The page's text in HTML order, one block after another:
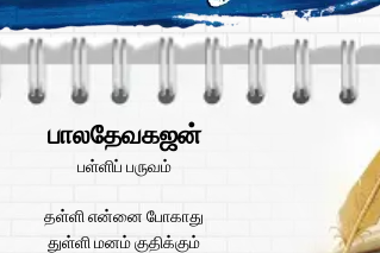
பாலதேவகஜன்
பள்ளிப் பருவம்
தள்ளி என்னை போகாது
துள்ளி மனம் குதிக்கும்